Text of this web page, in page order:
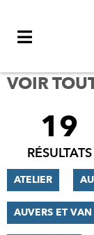
VOIR
FILTRER
RÉSULTATS
19
RÉSULTATS
ATELIER
AUVERS ET